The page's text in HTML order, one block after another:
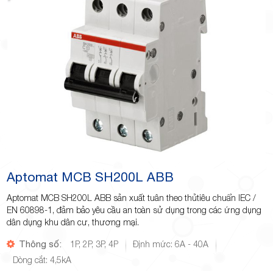
Aptomat MCB SH200L ABB
Aptomat MCB SH200L ABB sản xuất tuân theo thủtiêu chuẩn IEC /
EN 60898-1, đảm bảo yêu cầu an toàn sử dụng trong các ứng dụng
dân dụng khu dân cư, thương mại.
Thông số: 1P, 2P, 3P, 4P
Định mức: 6A - 40A
Dòng cắt: 4,5kA